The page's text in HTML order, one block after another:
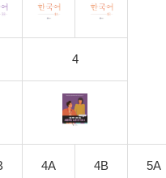
4
4A 4B 5A